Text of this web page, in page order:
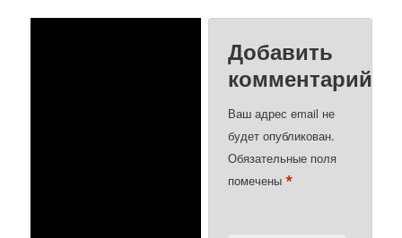
Добавить
комментарий
Ваш адрес email не
будет опубликован.
Обязательные поля
помечены*